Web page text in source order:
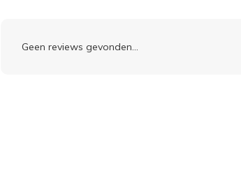
Geen reviews gevonden...